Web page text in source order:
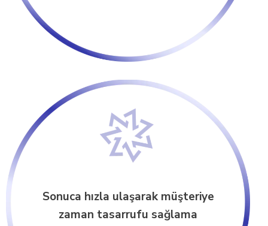
Sonuca hızla ulaşarak müşteriye
zaman tasarrufu sağlama